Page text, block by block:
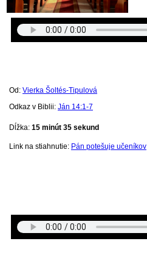
Od: Vierka Šoltés-Tipulová
Odkaz v Biblii: Ján 14:1-7
Dĺžka: 15 minút 35 sekund
Link na stiahnutie: Pán potešuje učeníkov